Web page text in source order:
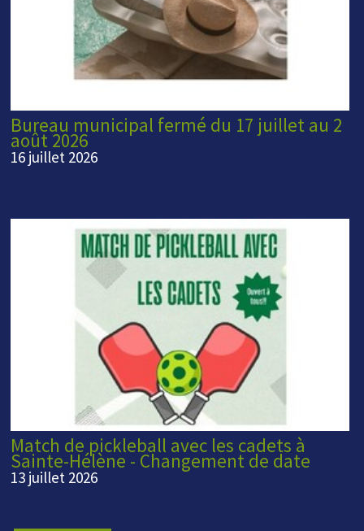
Bureau municipal fermé du 17 juillet au 2
août 2026
16 juillet 2026
Match de pickleball avec les cadets à
Sainte-Hélène - Changement de date
13 juillet 2026